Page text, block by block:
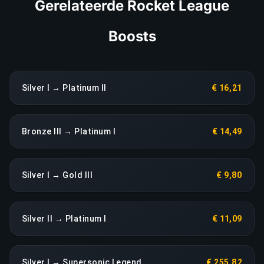
Gerelateerde Rocket League
Boosts
Silver I → Platinum II € 16,21
Bronze III → Platinum I € 14,49
Silver I → Gold III € 9,80
Silver II → Platinum I € 11,09
Silver I → Supersonic Legend € 255,82